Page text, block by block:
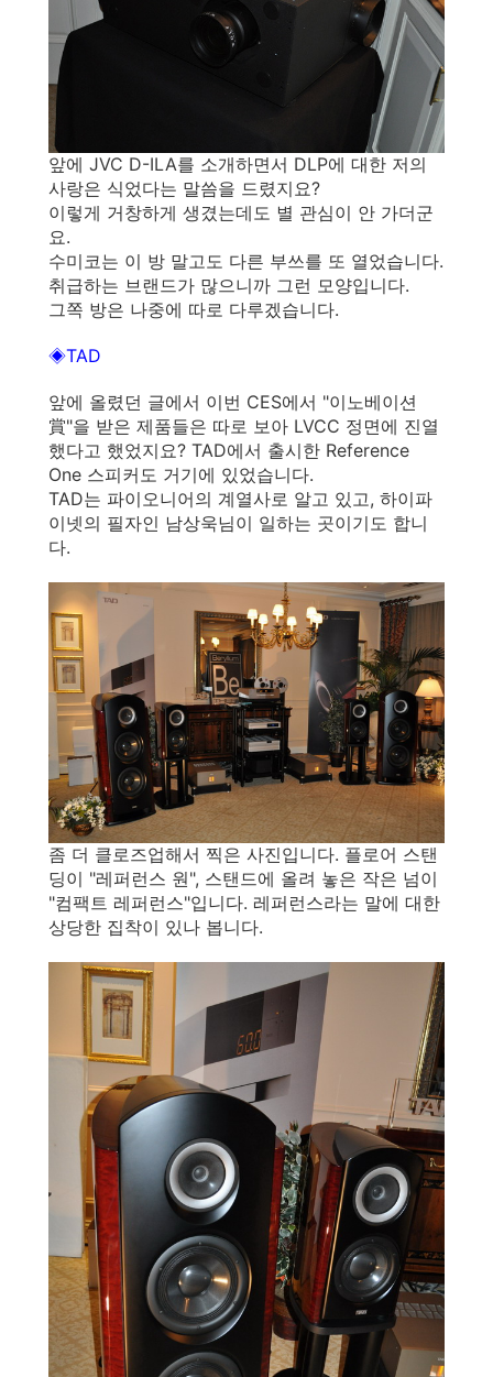
앞에 JVC D-ILA를 소개하면서 DLP에 대한 저의
사랑은 식었다는 말씀을 드렸지요?
이렇게 거창하게 생겼는데도 별 관심이 안 가더군
요.
수미코는 이 방 말고도 다른 부쓰를 또 열었습니다.
취급하는 브랜드가 많으니까 그런 모양입니다.
그쪽 방은 나중에 따로 다루겠습니다.
◈TAD
앞에 올렸던 글에서 이번 CES에서 "이노베이션
賞"을 받은 제품들은 따로 보아 LVCC 정면에 진열
했다고 했었지요? TAD에서 출시한 Reference
One 스피커도 거기에 있었습니다.
TAD는 파이오니어의 계열사로 알고 있고, 하이파
이넷의 필자인 남상욱님이 일하는 곳이기도 합니
다.
좀 더 클로즈업해서 찍은 사진입니다. 플로어 스탠
딩이 "레퍼런스 원", 스탠드에 올려 놓은 작은 넘이
"컴팩트 레퍼런스"입니다. 레퍼런스라는 말에 대한
상당한 집착이 있나 봅니다.